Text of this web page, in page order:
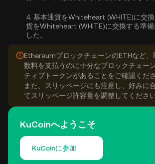
4. 基本通貨をWhiteheart (WHITE)に交換
貨をWhiteheart (WHITE)に交換する準備
した。
EthereumブロックチェーンのETHなど、
数料を支払うのに十分なブロックチェー
ティブトークンがあることをご確認くださ
また、スリッページにも注意し、好みに
てスリッページ許容量を調整してください
KuCoinへようこそ
KuCoinに参加